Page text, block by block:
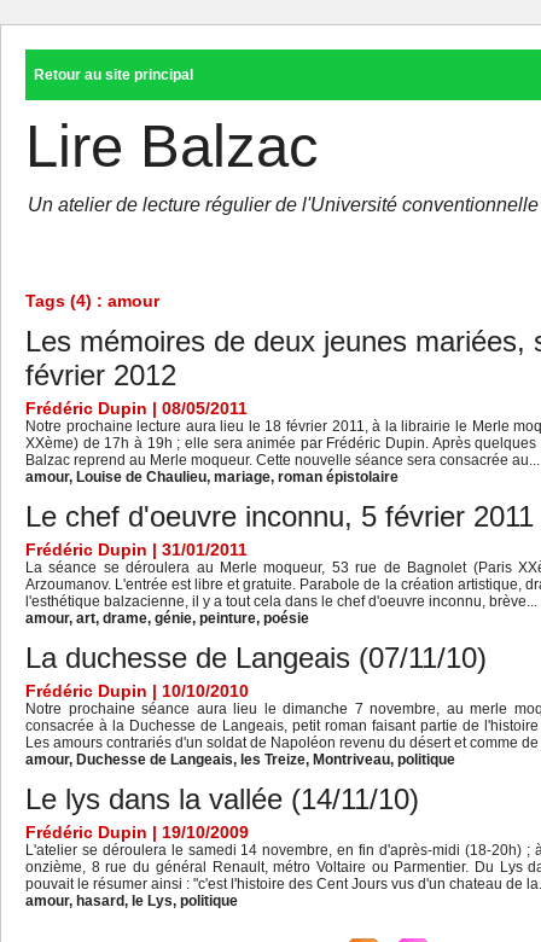
Retour au site principal
Lire Balzac
Un atelier de lecture régulier de l'Université
Tags (4) : amour
Les mémoires de deux jeunes mariées,
février 2012
Frédéric Dupin | 08/05/2011
Notre prochaine lecture aura lieu le 18 février 2011, à la librairie le Merle
XXème) de 17h à 19h ; elle sera animée par Frédéric Dupin. Après
Balzac reprend au Merle moqueur. Cette nouvelle séance sera consacrée au...
amour, Louise de Chaulieu, mariage, roman épistolaire
Le chef d'oeuvre inconnu, 5 février 2011
Frédéric Dupin | 31/01/2011
La séance se déroulera au Merle moqueur, 53 rue de Bagnolet (Paris
Arzoumanov. L'entrée est libre et gratuite. Parabole de la création artistique,
l'esthétique balzacienne, il y a tout cela dans le chef d'oeuvre inconnu, brève...
amour, art, drame, génie, peinture, poésie
La duchesse de Langeais (07/11/10)
Frédéric Dupin | 10/10/2010
Notre prochaine séance aura lieu le dimanche 7 novembre, au merle
consacrée à la Duchesse de Langeais, petit roman faisant partie de
Les amours contrariés d'un soldat de Napoléon revenu du désert et comme
amour, Duchesse de Langeais, les Treize, Montriveau, politique
Le lys dans la vallée (14/11/10)
Frédéric Dupin | 19/10/2009
L'atelier se déroulera le samedi 14 novembre, en fin d'après-midi (18-20h) ;
onzième, 8 rue du général Renault, métro Voltaire ou Parmentier. Du Lys
pouvait le résumer ainsi : "c'est l'histoire des Cent Jours vus d'un chateau de
amour, hasard, le Lys, politique